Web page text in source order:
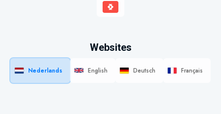
Websites
Nederlands English Deutsch Français